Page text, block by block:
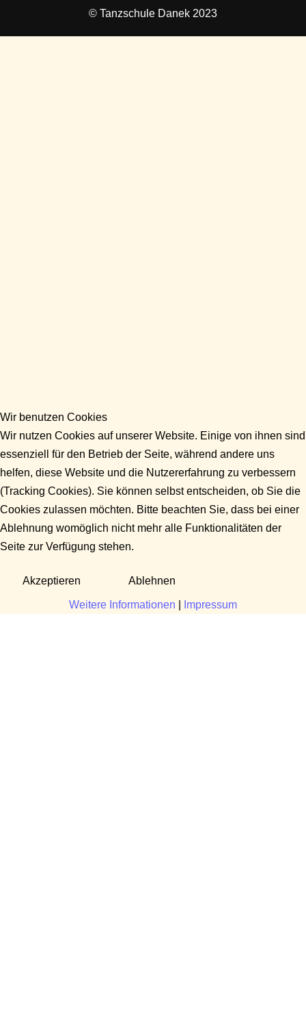
© Tanzschule Danek 2023
Wir benutzen Cookies
Wir nutzen Cookies auf unserer Website. Einige von ihnen sind
essenziell für den Betrieb der Seite, während andere uns
helfen, diese Website und die Nutzererfahrung zu verbessern
(Tracking Cookies). Sie können selbst entscheiden, ob Sie die
Cookies zulassen möchten. Bitte beachten Sie, dass bei einer
Ablehnung womöglich nicht mehr alle Funktionalitäten der
Seite zur Verfügung stehen.
Akzeptieren Ablehnen
Weitere Informationen Impressum